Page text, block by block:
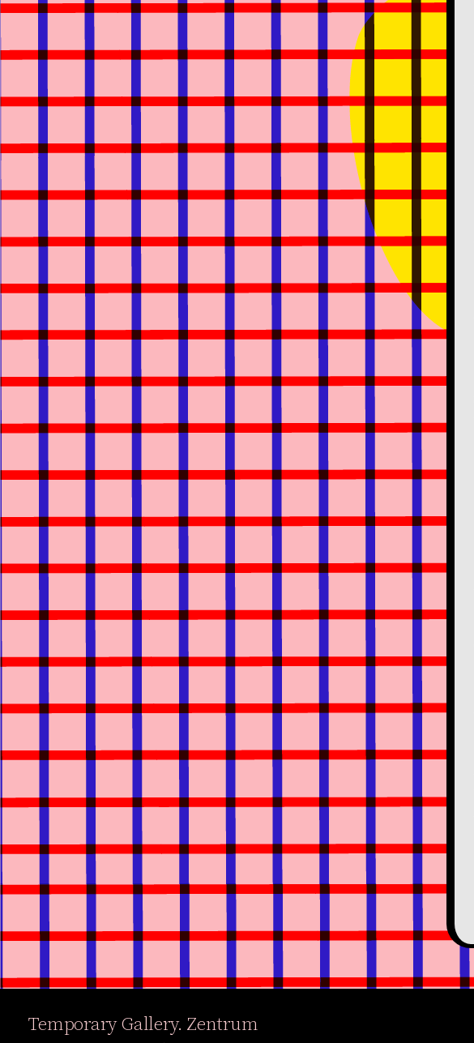
Temporary Gallery. Zentrum